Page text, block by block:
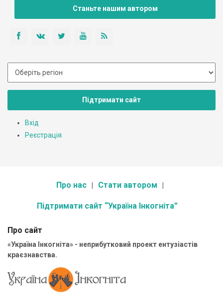
Станьте нашим автором
Підтримати сайт
Вхід
Реєстрація
Про нас Стати автором
Підтримати сайт “Україна Інкогніта”
Про сайт
«Україна Інкогніта» - неприбутковий проект ентузіастів
краєзнавства.